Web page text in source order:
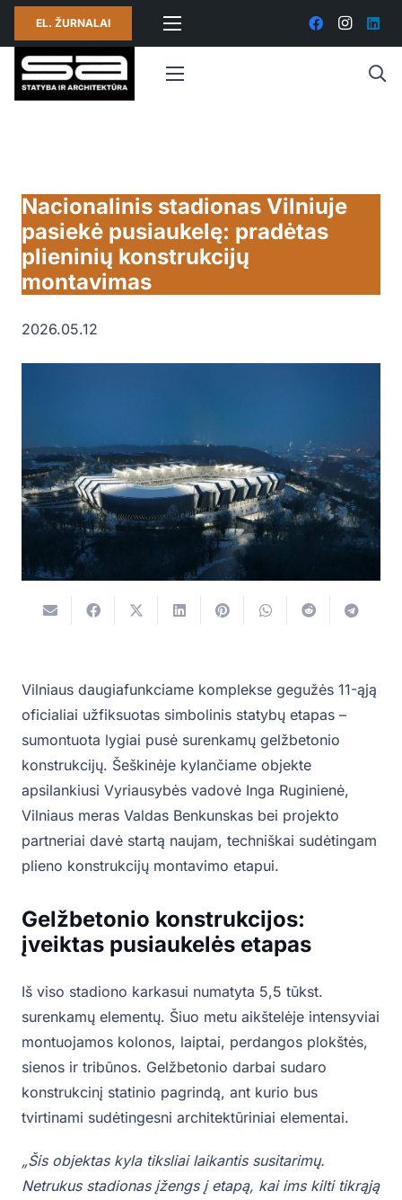
EL. ŽURNALAI
Nacionalinis stadionas Vilniuje
pasiekė pusiaukelę: pradėtas
plieninių konstrukcijų
montavimas
2026.05.12
Vilniaus daugiafunkciame komplekse gegužės 11-ąją
oficialiai užfiksuotas simbolinis statybų etapas –
sumontuota lygiai pusė surenkamų gelžbetonio
konstrukcijų. Šeškinėje kylančiame objekte
apsilankiusi Vyriausybės vadovė Inga Ruginienė,
Vilniaus meras Valdas Benkunskas bei projekto
partneriai davė startą naujam, techniškai sudėtingam
plieno konstrukcijų montavimo etapui.
Gelžbetonio konstrukcijos:
įveiktas pusiaukelės etapas
Iš viso stadiono karkasui numatyta 5,5 tūkst.
surenkamų elementų. Šiuo metu aikštelėje intensyviai
montuojamos kolonos, laiptai, perdangos plokštės,
sienos ir tribūnos. Gelžbetonio darbai sudaro
konstrukcinį statinio pagrindą, ant kurio bus
tvirtinami sudėtingesni architektūriniai elementai.
„Šis objektas kyla tiksliai laikantis susitarimų.
Netrukus stadionas įžengs į etapą, kai ims kilti tikrąją